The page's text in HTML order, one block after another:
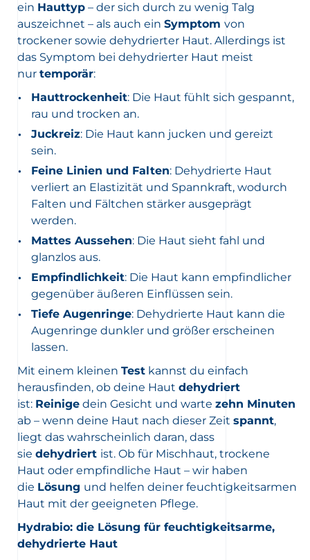
ein Hauttyp – der sich durch zu wenig Talg
auszeichnet – als auch ein Symptom von
trockener sowie dehydrierter Haut. Allerdings ist
das Symptom bei dehydrierter Haut meist
nur temporär:
Hauttrockenheit: Die Haut fühlt sich gespannt,
rau und trocken an.
Juckreiz: Die Haut kann jucken und gereizt
sein.
Feine Linien und Falten: Dehydrierte Haut
verliert an Elastizität und Spannkraft, wodurch
Falten und Fältchen stärker ausgeprägt
werden.
Mattes Aussehen: Die Haut sieht fahl und
glanzlos aus.
Empfindlichkeit: Die Haut kann empfindlicher
gegenüber äußeren Einflüssen sein.
Tiefe Augenringe: Dehydrierte Haut kann die
Augenringe dunkler und größer erscheinen
lassen.
Mit einem kleinen Test kannst du einfach
herausfinden, ob deine Haut dehydriert
ist: Reinige dein Gesicht und warte zehn Minuten
ab – wenn deine Haut nach dieser Zeit spannt,
liegt das wahrscheinlich daran, dass
sie dehydriert ist. Ob für Mischhaut, trockene
Haut oder empfindliche Haut – wir haben
die Lösung und helfen deiner feuchtigkeitsarmen
Haut mit der geeigneten Pflege.
Hydrabio: die Lösung für feuchtigkeitsarme,
dehydrierte Haut